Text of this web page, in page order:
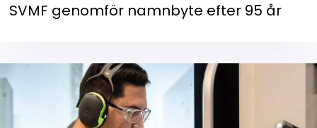
SVMF genomför namnbyte efter 95 år